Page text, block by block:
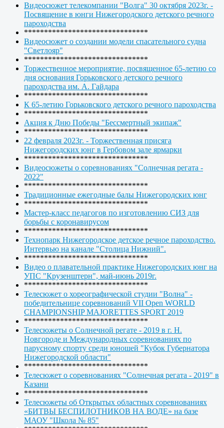
Видеосюжет телекомпании "Волга" 30 октября 2023г. -
Посвящение в юнги Нижегородского детского речного
пароходства
*******************************
Видеосюжет о создании модели спасательного судна
"Светлояр"
*******************************
Торжественное мероприятие, посвященное 65-летию со
дня основания Горьковского детского речного
пароходства им. А. Гайдара
*******************************
К 65-летию Горьковского детского речного пароходства
*******************************
Акция к Дню Победы "Бессмертный экипаж"
*******************************
22 февраля 2023г. - Торжественная присяга
Нижегородских юнг в Гербовом зале ярмарки
*******************************
Видеосюжеты о соревнованиях "Солнечная регата -
2022"
*******************************
Традиционные ежегодные балы Нижегородских юнг
*******************************
Мастер-класс педагогов по изготовлению СИЗ для
борьбы с коронавирусом
*******************************
Технопарк Нижегородское детское речное пароходство.
Интервью на канале "Столица Нижний".
*******************************
Видео о плавательной практике Нижегородских юнг на
УПС "Крузенштерн", май-июнь 2019г.
*******************************
Телесюжет о хореографической студии "Волна" -
победительнице соревнований VII Open WORLD
CHAMPIONSHIP MAJORETTES SPORT 2019
*******************************
Телесюжеты о Солнечной регате - 2019 в г. Н.
Новгороде и Международных соревнованиях по
парусному спорту среди юношей "Кубок Губернатора
Нижегородской области"
*******************************
Телесюжет о соревнованиях "Солнечная регата - 2019" в
Казани
*******************************
Телесюжеты об Открытых областных соревнованиях
«БИТВЫ БЕСПИЛОТНИКОВ НА ВОДЕ» на базе
МАОУ "Школа № 85"